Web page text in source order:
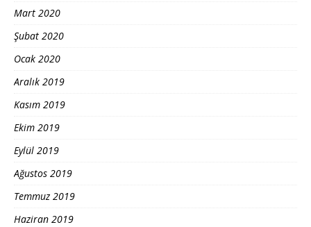
Mart 2020
Şubat 2020
Ocak 2020
Aralık 2019
Kasım 2019
Ekim 2019
Eylül 2019
Ağustos 2019
Temmuz 2019
Haziran 2019